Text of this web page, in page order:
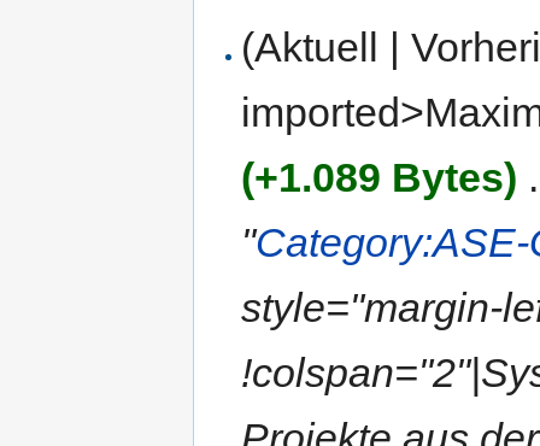
(Aktuell |
(+1.089 Bytes)
"
style="margin-